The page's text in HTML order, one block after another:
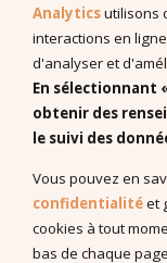
Recherches et
EBP : Basé sur
Livres à
Système de
Approche
les marques
LLC.
Analyticsutilisons
interactions en
d'analyser et
En sélectionnant
obtenir des
le suivi des
Vous pouvez en
confidentialitéet
cookies à tout
bas de chaque